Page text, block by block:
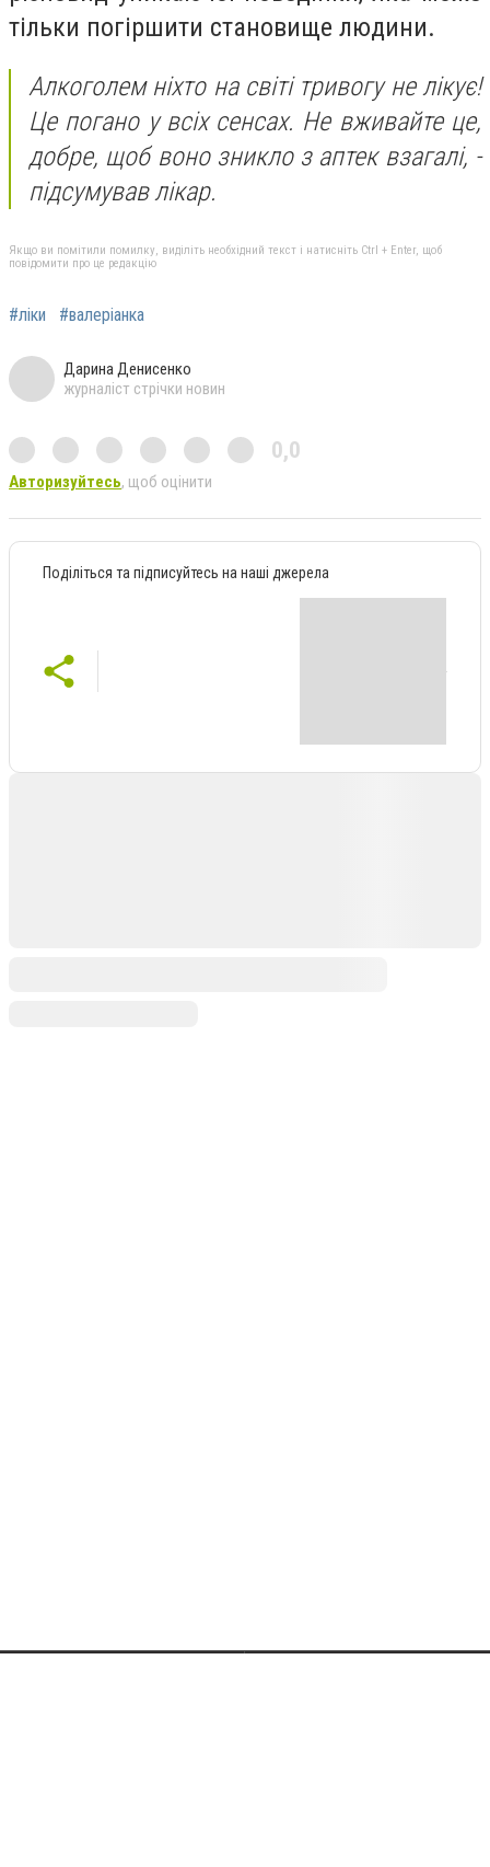
тільки погіршити становище людини.
Алкоголем ніхто на світі тривогу не лікує!
Це погано у всіх сенсах. Не вживайте це,
добре, щоб воно зникло з аптек взагалі, -
підсумував лікар.
Якщо ви помітили помилку, виділіть необхідний текст і натисніть Ctrl + Enter, щоб
повідомити про це редакцію
#ліки #валеріанка
Дарина Денисенко
журналіст стрічки новин
0,0
Авторизуйтесь, щоб оцінити
Поділіться та підписуйтесь на наші джерела